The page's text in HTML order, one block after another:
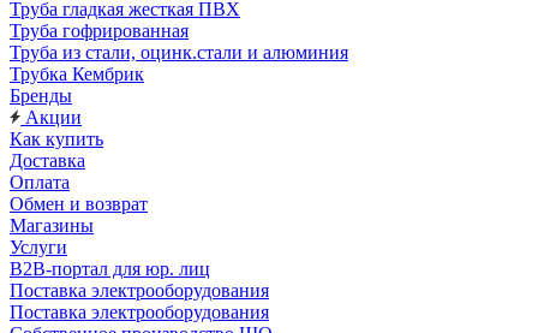
Труба гладкая жесткая ПВХ
Труба гофрированная
Труба из стали, оцинк.стали и алюминия
Трубка Кембрик
Бренды
Акции
Как купить
Доставка
Оплата
Обмен и возврат
Магазины
Услуги
B2B-портал для юр. лиц
Поставка электрооборудования
Поставка электрооборудования